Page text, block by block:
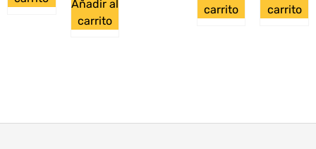
Añadir al
carrito
carrito
carrito